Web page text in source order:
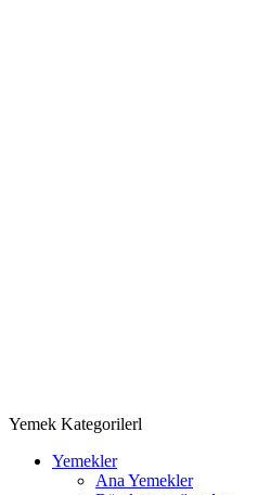
Yemek Kategorilerl
Yemekler
Ana Yemekler